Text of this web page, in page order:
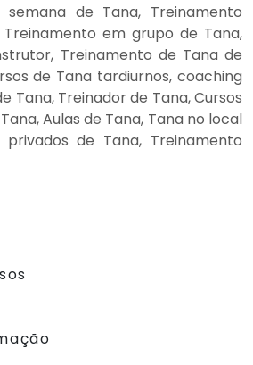
de Tana, Treinamento
em grupo de Tana,
Treinamento de Tana de
de Tana tardiurnos, coaching
Tana, Treinador de Tana, Cursos
Aulas de Tana, Tana no local
de Tana, Treinamento